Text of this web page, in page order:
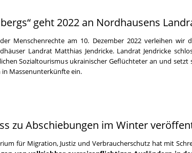
geht 2022 an Nordhausens
Menschenrechte am 10. Dezember 2022 verleihen wir
Landrat Matthias Jendricke. Landrat Jendricke
Sozialtourismus ukrainischer Geflüchteter an und setzt
Massenunterkünfte ein.
zu Abschiebungen im Winter
für Migration, Justiz und Verbraucherschutz hat mit